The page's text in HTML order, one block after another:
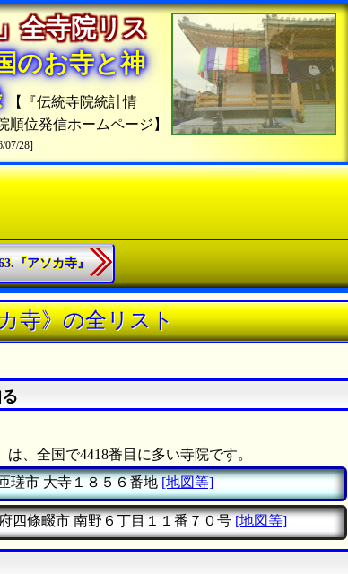
全寺院リス
のお寺と神
【『伝統寺院統計情
位発信ホームページ】
07/28]
『アソカ寺』
寺》の全リスト
、全国で4418番目に多い寺院です。
瑳市大寺１８５６番地 [地図等]
四條畷市 南野６丁目１１番７０号 [地図等]